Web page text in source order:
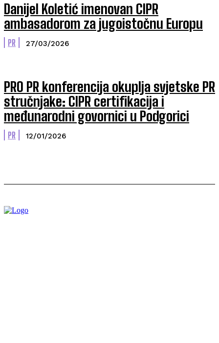
Danijel Koletić imenovan CIPR
ambasadorom za jugoistočnu Europu
PR 27/03/2026
PRO PR konferencija okuplja svjetske PR
stručnjake: CIPR certifikacija i
međunarodni govornici u Podgorici
PR 12/01/2026